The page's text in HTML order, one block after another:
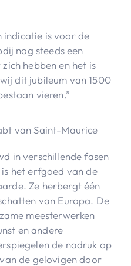
indicatie is voor de
nog steeds een
hebben en het is
dit jubileum van 1500
vieren.”
van Saint-Maurice
in verschillende fasen
het erfgoed van de
Ze herbergt één
van Europa. De
meesterwerken
en andere
de nadruk op
de gelovigen door